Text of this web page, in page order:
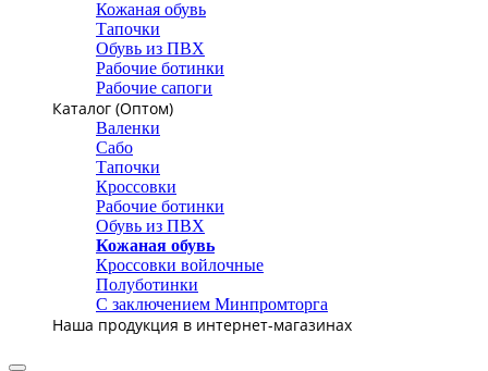
Кожаная обувь
Тапочки
Обувь из ПВХ
Рабочие ботинки
Рабочие сапоги
Каталог (Оптом)
Валенки
Сабо
Тапочки
Кроссовки
Рабочие ботинки
Обувь из ПВХ
Кожаная обувь
Кроссовки войлочные
Полуботинки
С заключением Минпромторга
Наша продукция в интернет-магазинах